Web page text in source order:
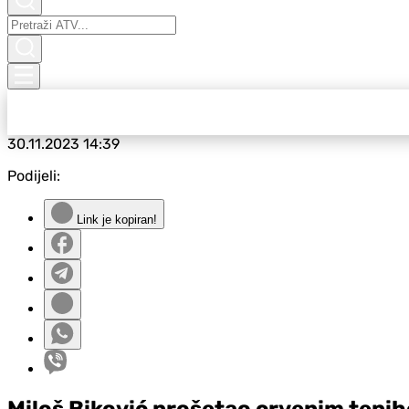
30.11.202314:39
Podijeli:
Link je kopiran!